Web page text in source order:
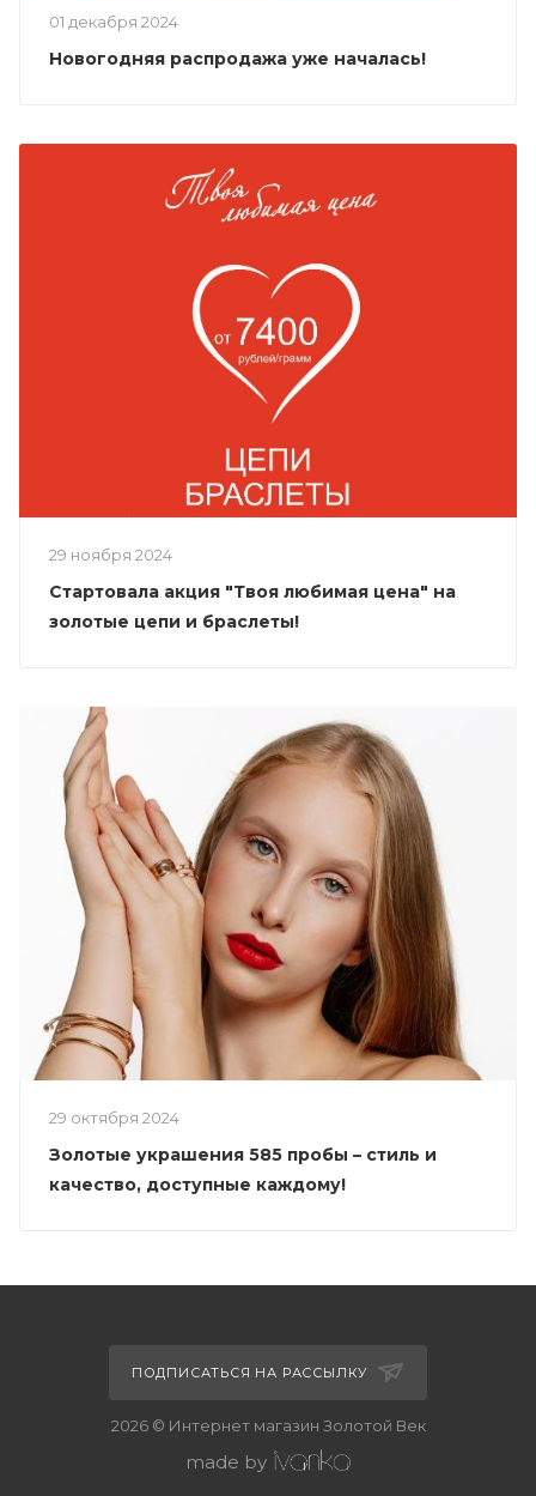
01 декабря 2024
Новогодняя распродажа уже началась!
29 ноября 2024
Стартовала акция "Твоя любимая цена" на
золотые цепи и браслеты!
29 октября 2024
Золотые украшения 585 пробы – стиль и
качество, доступные каждому!
ПОДПИСАТЬСЯ НА РАССЫЛКУ
2026 © Интернет магазин Золотой Век
made by